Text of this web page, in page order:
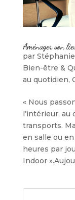
Aménager son
par
Bien-être &
au quotidien,
« Nous
l’intérieur, au
transports.
en salle ou
heures par
Indoor